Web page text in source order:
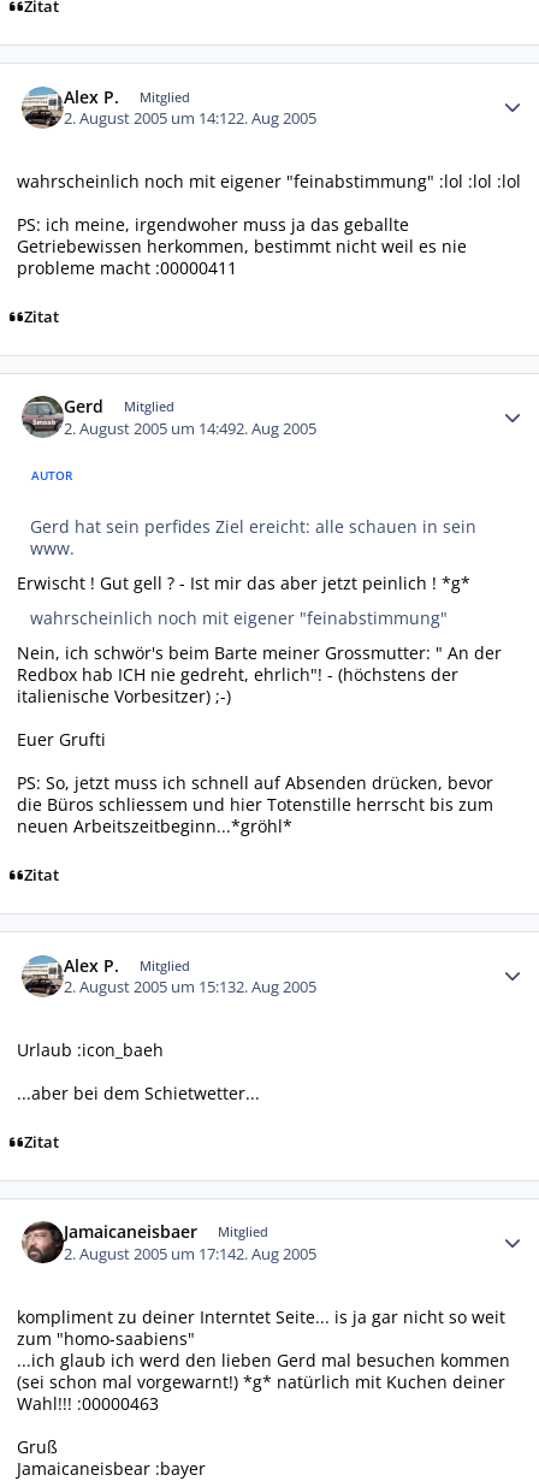
Zitat
Alex P. Mitglied
2. August 2005 um 14:122. Aug 2005
wahrscheinlich noch mit eigener "feinabstimmung" :lol :lol :lol
PS: ich meine, irgendwoher muss ja das geballte
Getriebewissen herkommen, bestimmt nicht weil es nie
probleme macht :00000411
Zitat
Gerd Mitglied
2. August 2005 um 14:492. Aug 2005
AUTOR
Gerd hat sein perfides Ziel ereicht: alle schauen in sein
www.
Erwischt ! Gut gell ? - Ist mir das aber jetzt peinlich ! *g*
wahrscheinlich noch mit eigener "feinabstimmung"
Nein, ich schwör's beim Barte meiner Grossmutter: " An der
Redbox hab ICH nie gedreht, ehrlich"! - (höchstens der
italienische Vorbesitzer) ;-)
Euer Grufti
PS: So, jetzt muss ich schnell auf Absenden drücken, bevor
die Büros schliessem und hier Totenstille herrscht bis zum
neuen Arbeitszeitbeginn...*gröhl*
Zitat
Alex P. Mitglied
2. August 2005 um 15:132. Aug 2005
Urlaub :icon_baeh
...aber bei dem Schietwetter...
Zitat
Jamaicaneisbaer Mitglied
2. August 2005 um 17:142. Aug 2005
kompliment zu deiner Interntet Seite... is ja gar nicht so weit
zum "homo-saabiens"
...ich glaub ich werd den lieben Gerd mal besuchen kommen
(sei schon mal vorgewarnt!) *g* natürlich mit Kuchen deiner
Wahl!!! :00000463
Gruß
Jamaicaneisbear :bayer